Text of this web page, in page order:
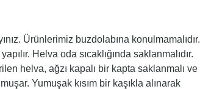
Ürünlerimiz buzdolabına konulmamalıdır.
Helva oda sıcaklığında saklanmalıdır.
helva, ağzı kapalı bir kapta saklanmalı ve
Yumuşak kısım bir kaşıkla alınarak